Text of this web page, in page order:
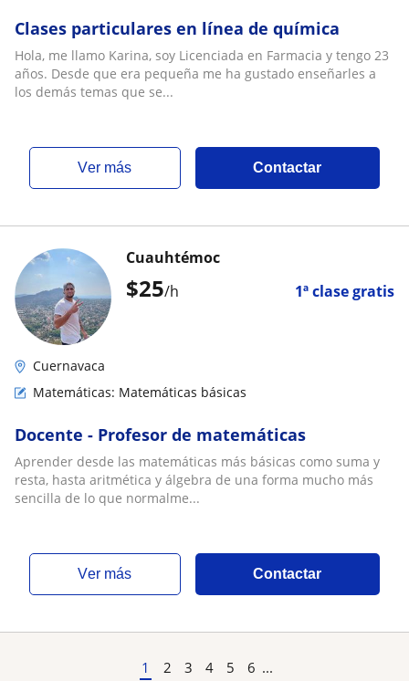
Clases particulares en línea de química
Hola, me llamo Karina, soy Licenciada en Farmacia y tengo 23
años. Desde que era pequeña me ha gustado enseñarles a
los demás temas que se...
ver más Contactar
$25/h 1ª clase gratis
Cuauhtémoc
Cuernavaca
Matemáticas: Matemáticas básicas
Docente - Profesor de matemáticas
Aprender desde las matemáticas más básicas como suma y
resta, hasta aritmética y álgebra de una forma mucho más
sencilla de lo que normalme...
ver más Contactar
1 2 3 4 5 6 ...